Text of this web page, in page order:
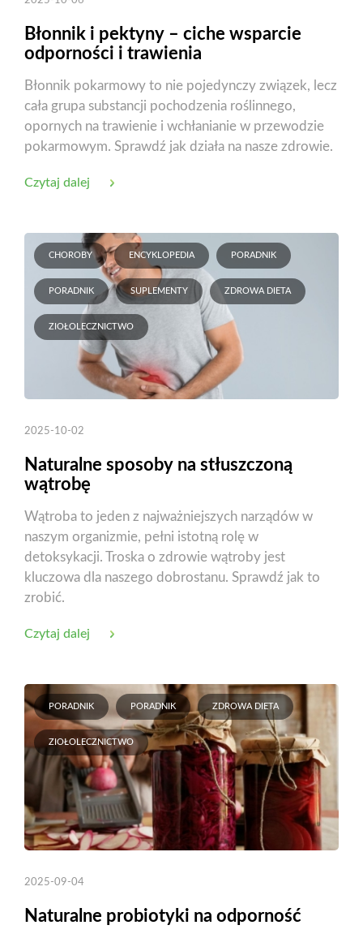
Błonnik i pektyny – ciche wsparcie
odporności i trawienia
Błonnik pokarmowy to nie pojedynczy związek, lecz
cała grupa substancji pochodzenia roślinnego,
opornych na trawienie i wchłanianie w przewodzie
pokarmowym. Sprawdź jak działa na nasze zdrowie.
Czytaj dalej
CHOROBY ENCYKLOPEDIA PORADNIK
PORADNIK SUPLEMENTY ZDROWA DIETA
ZIOŁOLECZNICTWO
2025-10-02
Naturalne sposoby na stłuszczoną
wątrobę
Wątroba to jeden z najważniejszych narządów w
naszym organizmie, pełni istotną rolę w
detoksykacji. Troska o zdrowie wątroby jest
kluczowa dla naszego dobrostanu. Sprawdź jak to
zrobić.
Czytaj dalej
PORADNIK PORADNIK ZDROWA DIETA
ZIOŁOLECZNICTWO
2025-09-04
Naturalne probiotyki na odporność